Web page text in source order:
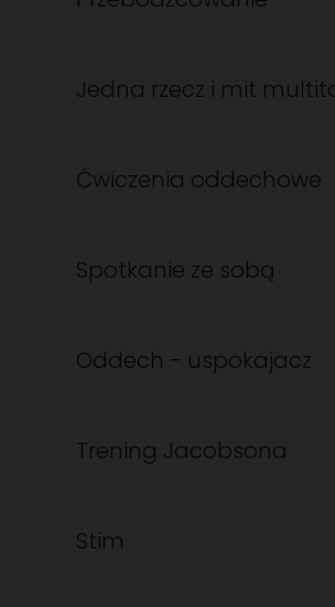
Jedna rzecz i mit
Ćwiczenia oddechowe
Spotkanie ze sobą
Oddech - uspokajacz
Trening Jacobsona
Stim